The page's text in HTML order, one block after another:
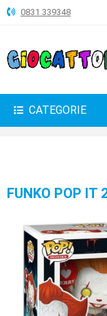
ANIMALI
BAMBOLE
GIOCHI
PELUCHE-
GADGET
PRIMA
0831 339348
CATEGORIE
FUNKO POP IT